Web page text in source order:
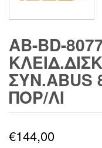
AB-BD-
ΣΥΝ.ABUS
ΠΟΡ/ΛΙ
€144,00